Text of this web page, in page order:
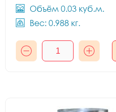
Объём 0.03 куб.м.
Вес: 0.988 кг.